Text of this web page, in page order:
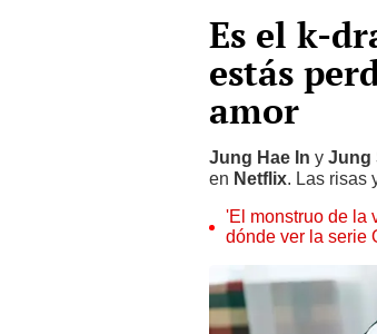
Es el k-
estás
amor
Jung Hae In y Jung
en Netflix. Las risas
'El monstruo de la
dónde ver la serie